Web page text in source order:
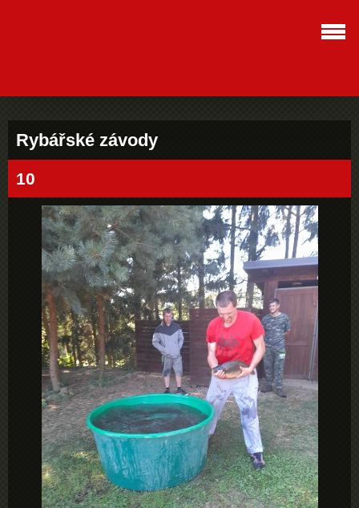
Rybářské závody
10